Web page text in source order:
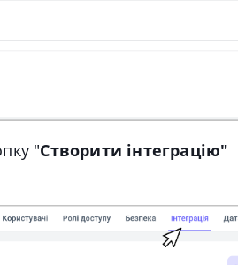
"Створити інтеграцію"